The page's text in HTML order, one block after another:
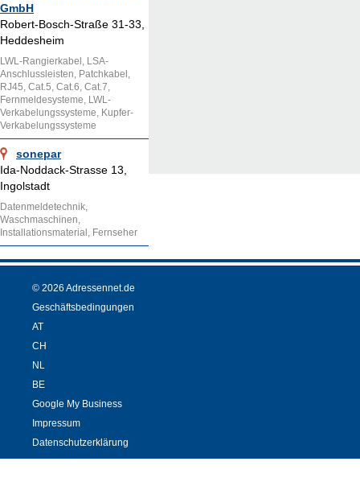
GmbH
Robert-Bosch-Straße 31-33,
Heddesheim
LWL-Rangierkabel, LSA-
Anschlussleisten, Patchkabel,
RJ45, Cat.5, Cat.6, Cat.7,
Fernmeldesysteme, LWL-
Verkabelungssysteme, Kupfer-
Verkabelungssysteme
sonepar
Ida-Noddack-Strasse 13,
Ingolstadt
Datenmeldetechnik,
Waschmaschinen,
Installationsmaterial, Fernseher
© 2026 Adressennet.de
Geschäftsbedingungen
AT
CH
NL
BE
Google My Business
Impressum
Datenschutzerklärung